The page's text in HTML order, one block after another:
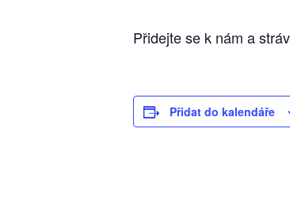
Přidejte se k nám a
Přidat do kalendáře